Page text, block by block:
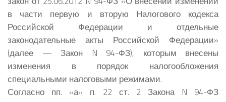
в части первую и вторую Налогового кодекса
Российской Федерации и отдельные
законодательные акты Российской Федерации»
(далее — Закон N 94-ФЗ), которым внесены
изменения в порядок налогообложения
специальными налоговыми режимами.
Согласно пп. «а» п. 22 ст. 2 Закона N 94-ФЗ